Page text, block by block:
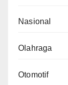
Nasional
Olahraga
Otomotif